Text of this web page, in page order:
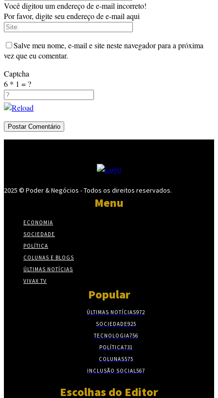
Você digitou um endereço de e-mail incorreto!
Por favor, digite seu endereço de e-mail aqui
Salve meu nome, e-mail e site neste navegador para a próxima
vez que eu comentar.
Captcha
6 * 1 = ?
2025 © Poder & Negócios - Todos os direitos reservados.
Menu
ECONOMIA
SOCIEDADE
POLÍTICA
COLUNAS E BLOGS
ÚLTIMAS NOTÍCIAS
VIVAX TV
Popular
ÚLTIMAS NOTÍCIAS972
SOCIEDADE925
TECNOLOGIA756
POLÍTICA731
COLUNAS575
INCLUSÃO SOCIAL567
Escolhas do Editor